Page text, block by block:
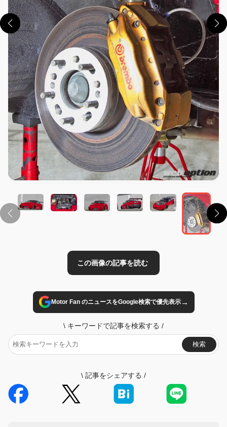
この画像の記事を読む
Motor Fan のニュースをGoogle検索で優先表示→
\ キーワードで記事を検索する /
検索
\ 記事をシェアする /